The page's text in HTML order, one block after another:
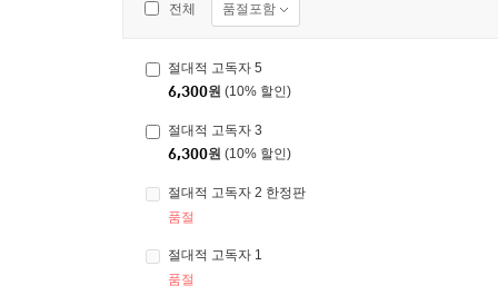
전체 품절포함
절대적 고독자 5
6,300원 (10% 할인)
절대적 고독자 3
6,300원 (10% 할인)
절대적 고독자 2 한정판
품절
절대적 고독자 1
품절